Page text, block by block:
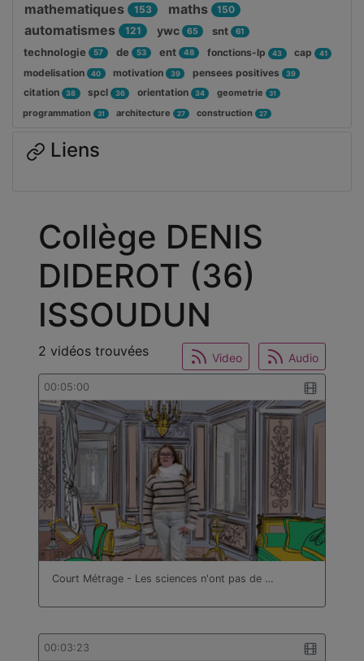
Collège DENIS
DIDEROT (36)
ISSOUDUN
Video Audio
2 vidéos trouvées
00:05:00
Court Métrage - Les sciences n'ont pas de …
00:03:23
mathematiques 153 maths 150
automatismes 121 ywc 65 snt 61
technologie 57 de 53 ent 48 fonctions-lp 43 cap 41
modelisation 40 motivation 39 pensees positives 39
citation 38 spcl 36 orientation 34 geometrie 31
programmation 31 architecture 27 construction 27
Liens